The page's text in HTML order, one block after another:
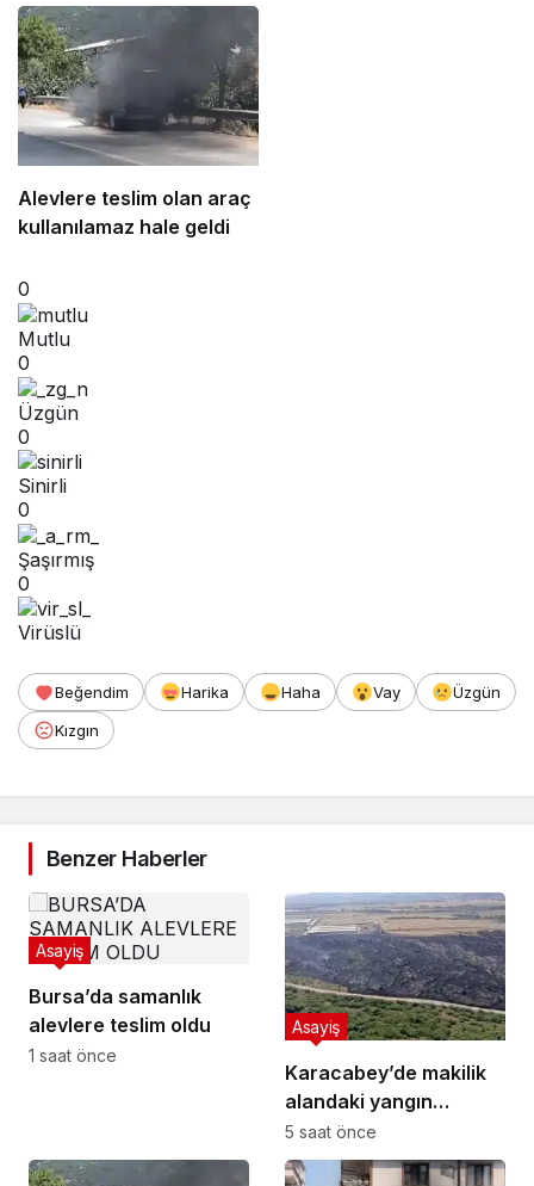
Alevlere teslim olan araç
kullanılamaz hale geldi
0
Mutlu
0
Üzgün
0
Sinirli
0
Şaşırmış
0
Virüslü
Beğendim Harika Haha Vay
Üzgün
Kızgın
Benzer Haberler
Bursa’da samanlık
alevlere teslim oldu
Asayiş
1 saat önce
Karacabey’de makilik
alandaki yangın
fabrikaya ulaşmadan
söndürüldü
Asayiş
5 saat önce